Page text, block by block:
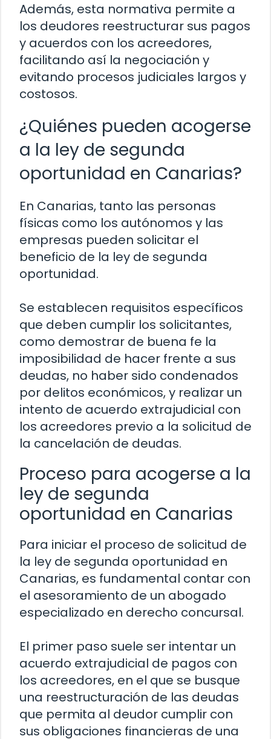
Además, esta normativa permite a
los deudores reestructurar sus pagos
y acuerdos con los acreedores,
facilitando así la negociación y
evitando procesos judiciales largos y
costosos.
¿Quiénes pueden acogerse
a la ley de segunda
oportunidad en Canarias?
En Canarias, tanto las personas
físicas como los autónomos y las
empresas pueden solicitar el
beneficio de la ley de segunda
oportunidad.
Se establecen requisitos específicos
que deben cumplir los solicitantes,
como demostrar de buena fe la
imposibilidad de hacer frente a sus
deudas, no haber sido condenados
por delitos económicos, y realizar un
intento de acuerdo extrajudicial con
los acreedores previo a la solicitud de
la cancelación de deudas.
Proceso para acogerse a la
ley de segunda
oportunidad en Canarias
Para iniciar el proceso de solicitud de
la ley de segunda oportunidad en
Canarias, es fundamental contar con
el asesoramiento de un abogado
especializado en derecho concursal.
El primer paso suele ser intentar un
acuerdo extrajudicial de pagos con
los acreedores, en el que se busque
una reestructuración de las deudas
que permita al deudor cumplir con
sus obligaciones financieras de una